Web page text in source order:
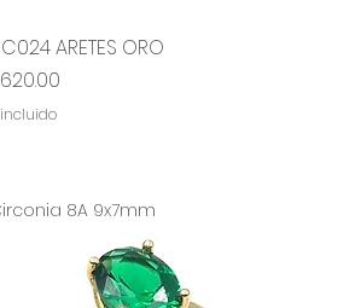
Vista rápida
ARETES ORO
incluido
8A 9x7mm